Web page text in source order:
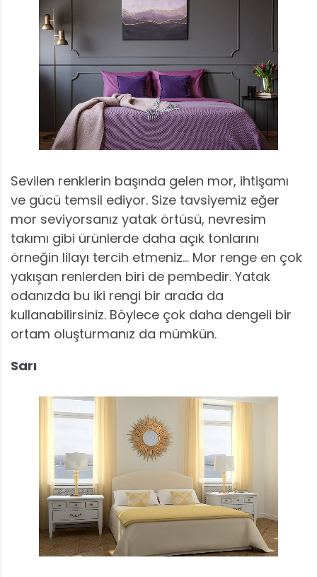
Sevilen renklerin başında gelen mor, ihtişamı
ve gücü temsil ediyor. Size tavsiyemiz eğer
mor seviyorsanız yatak örtüsü, nevresim
takımı gibi ürünlerde daha açık tonlarını
örneğin lilayı tercih etmeniz… Mor renge en çok
yakışan renlerden biri de pembedir. Yatak
odanızda bu iki rengi bir arada da
kullanabilirsiniz. Böylece çok daha dengeli bir
ortam oluşturmanız da mümkün.
Sarı